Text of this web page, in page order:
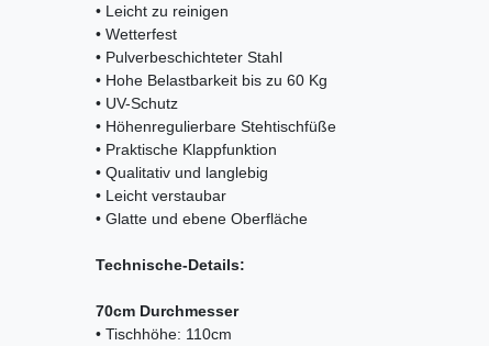
• Leicht zu reinigen
• Wetterfest
• Pulverbeschichteter Stahl
• Hohe Belastbarkeit bis zu 60 Kg
• UV-Schutz
• Höhenregulierbare Stehtischfüße
• Praktische Klappfunktion
• Qualitativ und langlebig
• Leicht verstaubar
• Glatte und ebene Oberfläche
Technische-Details:
70cm Durchmesser
• Tischhöhe: 110cm